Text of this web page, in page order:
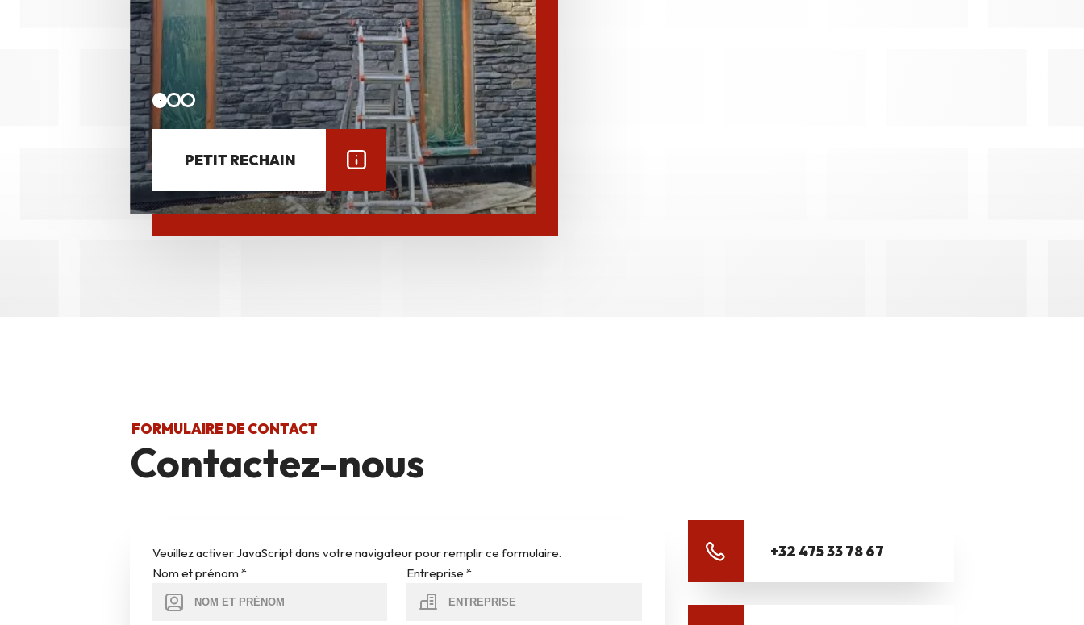
PETIT RECHAIN
FORMULAIRE DE CONTACT
Contactez-nous
Veuillez activer JavaScript dans votre navigateur pour remplir ce formulaire.
Nom et prénom* Entreprise*
+32 475 33 78 67